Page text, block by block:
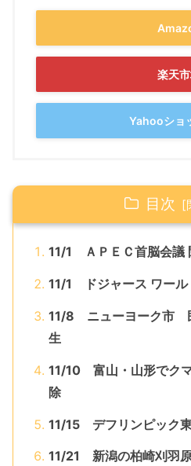
楽天
Yahooショ
目次
11/1 ＡＰＥＣ首脳会議
11/1 ドジャース ワール
11/8 ニューヨーク市
生
11/10 富山・山形でク
除
11/15 デフリンピック
11/21 新潟の柏崎刈羽